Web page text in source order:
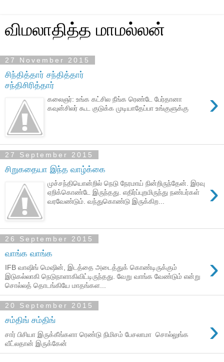
விமலாதித்த மாமல்லன்
27 November 2015
சிந்தித்தார் சந்தித்தார்
சந்திசிரித்தார்
›
கலைஞர்: உங்க கட்சில நீங்க ரெண்டே பேர்தானா
கவுன்சிலர் கூட குடுக்க முடியாதேப்பா உங்குளுக்கு
27 September 2015
சிறுகதையா இந்த வாழ்க்கை
›
முச்சந்தியொன்றில் நெடு நேரமாய் நின்றிருந்தேன். இரவு
ஏறிக்கொண்டே இருந்தது. எதிர்ப்புறமிருந்து நண்பர்கள்
வரவேண்டும். வந்துகொண்டு இருக்கிற...
26 September 2015
வாங்க வாங்க ›
IFB வாஷிங் மெஷின், இடத்தை அடைத்துக் கொண்டிருக்கும்
இடுகல்லாகி நெடுநாளாகிவிட்டிருந்தது. வேறு வாங்க வேண்டும் என்று
சொல்லத் தொடங்கியே மாதங்கள...
20 September 2015
சம்திங் சம்திங் ›
சார் பிசியா இருக்கீங்களா ரெண்டு நிமிசம் பேசலாமா சொல்லுங்க
வீட்லதான் இருக்கேன்